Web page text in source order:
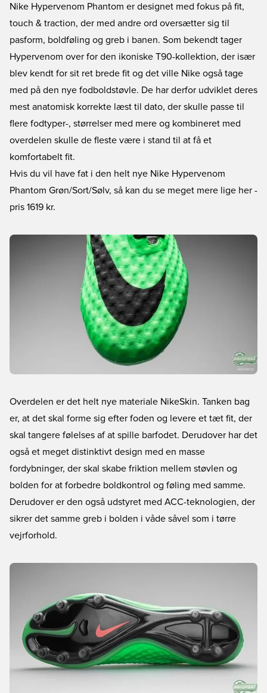
Nike Hypervenom Phantom er designet med fokus på fit,
touch & traction, der med andre ord oversætter sig til
pasform, boldføling og greb i banen. Som bekendt tager
Hypervenom over for den ikoniske T90-kollektion, der især
blev kendt for sit ret brede fit og det ville Nike også tage
med på den nye fodboldstøvle. De har derfor udviklet deres
mest anatomisk korrekte læst til dato, der skulle passe til
flere fodtyper-, størrelser med mere og kombineret med
overdelen skulle de fleste være i stand til at få et
komfortabelt fit.
Hvis du vil have fat i den helt nye Nike Hypervenom
Phantom Grøn/Sort/Sølv, så kan du se meget mere lige her -
pris 1619 kr.
Overdelen er det helt nye materiale NikeSkin. Tanken bag
er, at det skal forme sig efter foden og levere et tæt fit, der
skal tangere følelses af at spille barfodet. Derudover har det
også et meget distinktivt design med en masse
fordybninger, der skal skabe friktion mellem støvlen og
bolden for at forbedre boldkontrol og føling med samme.
Derudover er den også udstyret med ACC-teknologien, der
sikrer det samme greb i bolden i våde såvel som i tørre
vejrforhold.